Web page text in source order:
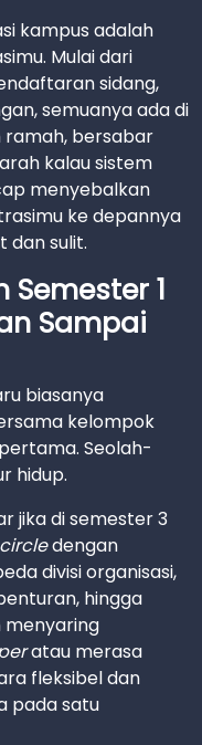
kampus adalah
Mulai dari
sidang,
semuanya ada di
ramah, bersabar
kalau sistem
menyebalkan
ke depannya
dan sulit.
1
Sampai
biasanya
kelompok
Seolah-
hidup.
jika di semester 3
circledengan
divisi organisasi,
hingga
menyaring
atau merasa
fleksibel dan
pada satu